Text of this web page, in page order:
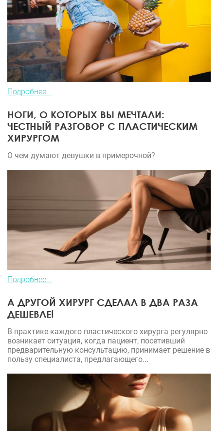
Подробнее...
НОГИ, О КОТОРЫХ ВЫ МЕЧТАЛИ:
ЧЕСТНЫЙ РАЗГОВОР С ПЛАСТИЧЕСКИМ
ХИРУРГОМ
О чем думают девушки в примерочной?
Подробнее...
А ДРУГОЙ ХИРУРГ СДЕЛАЛ В ДВА РАЗА
ДЕШЕВЛЕ!
В практике каждого пластического хирурга регулярно
возникает ситуация, когда пациент, посетивший
предварительную консультацию, принимает решение в
пользу специалиста, предлагающего...